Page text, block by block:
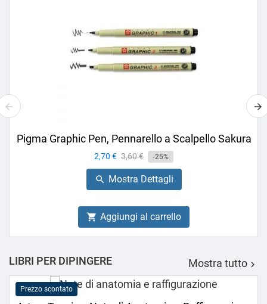
Pigma Graphic Pen, Pennarello a Scalpello Sakura
Prezzo
2,70 € Prezzo
base
3,60 € -25%
 Mostra Dettagli
 Aggiungi al carrello
LIBRI PER DIPINGERE Mostra tutto 
Prezzo scontato